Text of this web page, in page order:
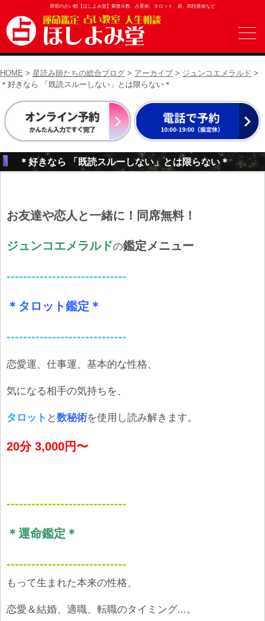
原宿の占い館【ほしよみ堂】紫微斗数、占星術、タロット、易、四柱推命など
HOME > 星読み師たちの総合ブログ > アーカイブ > ジュンコエメラルド >
＊好きなら 「既読スルーしない」とは限らない＊
＊好きなら 「既読スルーしない」とは限らない＊
お友達や恋人と一緒に！同席無料！
ジュンコエメラルドの鑑定メニュー
-----------------------------
＊タロット鑑定＊
-----------------------------
恋愛運、仕事運、基本的な性格、
気になる相手の気持ちを、
タロット と数秘術を使用し読み解きます。
20分 3,000円〜
-----------------------------
＊運命鑑定＊
-----------------------------
もって生まれた本来の性格、
恋愛＆結婚、適職、転職のタイミング...。